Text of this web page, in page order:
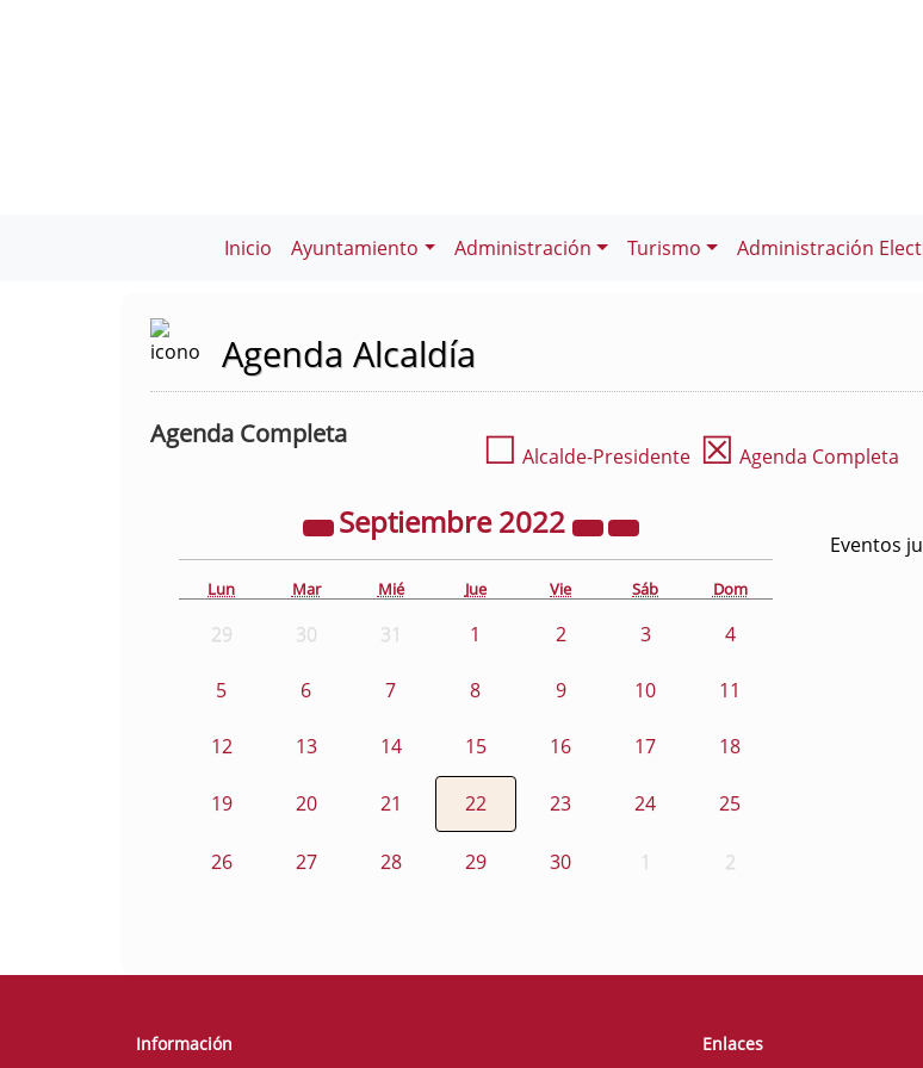
Inicio Ayuntamiento Administración Turismo Administración
Agenda Alcaldía
Agenda Completa ☐ Alcalde-Presidente ☒ Agenda Completa
Septiembre2022
Lun Mar Mié Jue Vie Sáb Dom
29 30 31 1 2 3 4
5 6 7 8 9 10 11
12 13 14 15 16 17 18
19 20 21 22 23 24 25
26 27 28 29 30 1 2
Eventos
Información Enlaces